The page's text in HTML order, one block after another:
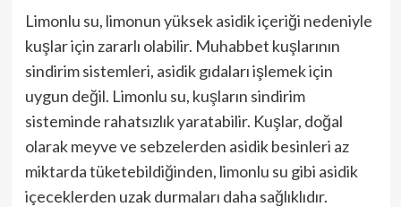
Limonlu su, limonun yüksek asidik içeriği nedeniyle
kuşlar için zararlı olabilir. Muhabbet kuşlarının
sindirim sistemleri, asidik gıdaları işlemek için
uygun değil. Limonlu su, kuşların sindirim
sisteminde rahatsızlık yaratabilir. Kuşlar, doğal
olarak meyve ve sebzelerden asidik besinleri az
miktarda tüketebildiğinden, limonlu su gibi asidik
içeceklerden uzak durmaları daha sağlıklıdır.